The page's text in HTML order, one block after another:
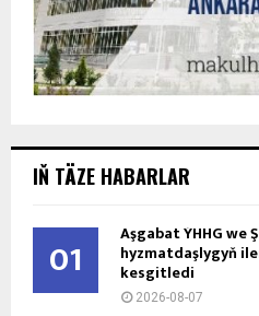
IŇ TÄZE HABARLAR
01 Aşgabat ÝHHG we
hyzmatdaşlygyň
kesgitledi
2026-08-07